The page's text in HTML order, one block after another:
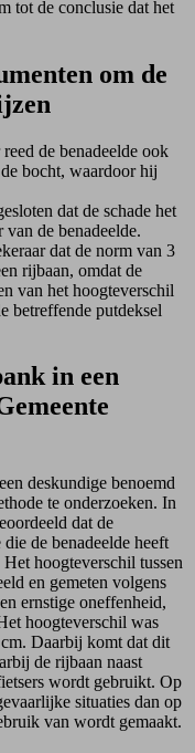
tot de conclusie dat het
om de
de benadeelde ook
bocht, waardoor hij
dat de schade het
van de benadeelde.
dat de norm van 3
rijbaan, omdat de
van het hoogteverschil
betreffende putdeksel
in een
deskundige benoemd
te onderzoeken. In
dat de
de benadeelde heeft
hoogteverschil tussen
en gemeten volgens
ernstige oneffenheid,
hoogteverschil was
Daarbij komt dat dit
de rijbaan naast
wordt gebruikt. Op
situaties dan op
van wordt gemaakt.